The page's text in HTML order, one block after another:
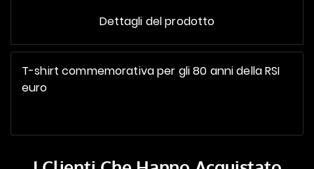
Dettagli del prodotto
T-shirt commemorativa per gli 80 anni della RSI
euro